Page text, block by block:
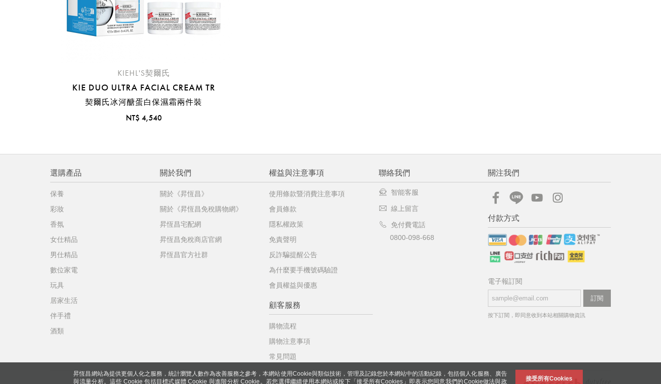
KIEHL'S契爾氏
KIE DUO ULTRA FACIAL CREAM TR
契爾氏冰河醣蛋白保濕霜兩件裝
NT$ 4,540
昇恆昌網站為提供更個人化之服務，統計瀏覽人數作為改善服務之參考，本網站使用Cookie與類似技術，管理及記錄您於本網站中的活動紀錄，包括個人化服務、廣告
與流量分析。這些 Cookie 包括目標式媒體 Cookie 與進階分析 Cookie。若您選擇繼續使用本網站或按下「接受所有Cookies」即表示您同意我們的Cookie做法與政
接受所有Cookies
選購產品
保養
彩妝
香氛
女仕精品
男仕精品
數位家電
玩具
居家生活
伴手禮
酒類
關於我們
關於《昇恆昌》
關於《昇恆昌免稅購物網》
昇恆昌宅配網
昇恆昌免稅商店官網
昇恆昌官方社群
權益與注意事項
使用條款暨消費注意事項
會員條款
隱私權政策
免責聲明
反詐騙提醒公告
為什麼要手機號碼驗證
會員權益與優惠
顧客服務
購物流程
購物注意事項
常見問題
聯絡我們
智能客服
線上留言
免付費電話
0800-098-668
關注我們
付款方式
電子報訂閱
訂閱
按下訂閱，即同意收到本站相關購物資訊